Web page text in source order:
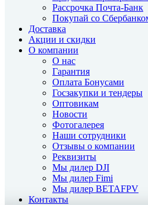
Рассрочка Почта-Банк
Покупай со
Доставка
Акции и скидки
О компании
О нас
Гарантия
Оплата Бонусами
Госзакупки и тендеры
Оптовикам
Новости
Фотогалерея
Наши сотрудники
Отзывы о компании
Реквизиты
Мы дилер DJI
Мы дилер Fimi
Мы дилер BETAFPV
Контакты